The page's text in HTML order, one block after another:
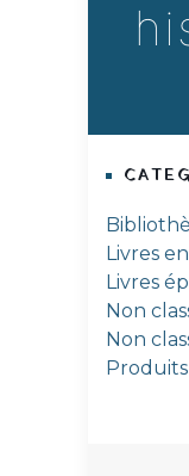
Livres
Livres
Non
Non